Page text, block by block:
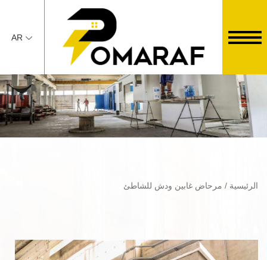
AR
الرئيسية / مرحاض غابين ودش للشاطئ